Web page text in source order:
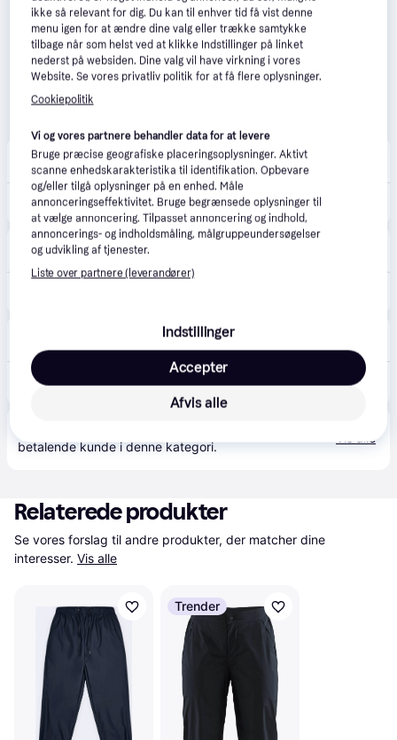
Boozt
Fri fragt,1-2 dage
RAINS Rain Pants Regular W3 | Black | XL 599 kr.
Illums Bolighus
Fri fragt,1-5 dage
Fri fragt
Rains Rain Pants Regular | Sort | L | Dame - Sort - L 599 kr.
betalende kunde i denne kategori.
Vis alle
Relaterede produkter
Se vores forslag til andre produkter, der matcher dine
interesser. Vis alle
Trender
ikke så relevant for dig. Du kan til enhver tid få vist denne
menu igen for at ændre dine valg eller trække samtykke
tilbage når som helst ved at klikke Indstillinger på linket
nederst på websiden. Dine valg vil have virkning i vores
Website. Se vores privatliv politik for at få flere oplysninger.
Cookiepolitik
Vi og vores partnere behandler data for at levere
Bruge præcise geografiske placeringsoplysninger. Aktivt
scanne enhedskarakteristika til identifikation. Opbevare
og/eller tilgå oplysninger på en enhed. Måle
annonceringseffektivitet. Bruge begrænsede oplysninger til
at vælge annoncering. Tilpasset annoncering og indhold,
annoncerings- og indholdsmåling, målgruppeundersøgelser
og udvikling af tjenester.
Liste over partnere (leverandører)
Indstillinger
Afvis alle
Accepter